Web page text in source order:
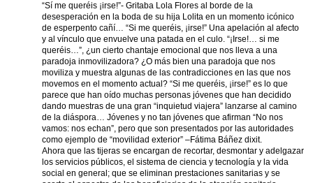
“Sí me queréis ¡irse!”- Gritaba Lola Flores al borde de la
desesperación en la boda de su hija Lolita en un momento icónico
de esperpento cañí… “Si me queréis, ¡irse!” Una apelación al afecto
y al vínculo que envuelve una patada en el culo. “¡Irse!… si me
queréis…”, ¿un cierto chantaje emocional que nos lleva a una
paradoja inmovilizadora? ¿O más bien una paradoja que nos
moviliza y muestra algunas de las contradicciones en las que nos
movemos en el momento actual? “Si me queréis, ¡irse!” es lo que
parece que han oído muchas personas jóvenes que han decidido
dando muestras de una gran “inquietud viajera” lanzarse al camino
de la diáspora… Jóvenes y no tan jóvenes que afirman “No nos
vamos: nos echan”, pero que son presentados por las autoridades
como ejemplo de “movilidad exterior” –Fátima Báñez dixit.
Ahora que las tijeras se encargan de recortar, desmontar y adelgazar
los servicios públicos, el sistema de ciencia y tecnología y la vida
social en general; que se eliminan prestaciones sanitarias y se